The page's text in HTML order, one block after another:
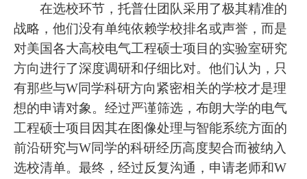
在选校环节，托普仕团队采用了极其精准的
战略，他们没有单纯依赖学校排名或声誉，而是
对美国各大高校电气工程硕士项目的实验室研究
方向进行了深度调研和仔细比对。他们认为，只
有那些与W同学科研方向紧密相关的学校才是理
想的申请对象。经过严谨筛选，布朗大学的电气
工程硕士项目因其在图像处理与智能系统方面的
前沿研究与W同学的科研经历高度契合而被纳入
选校清单。最终，经过反复沟通，申请老师和W